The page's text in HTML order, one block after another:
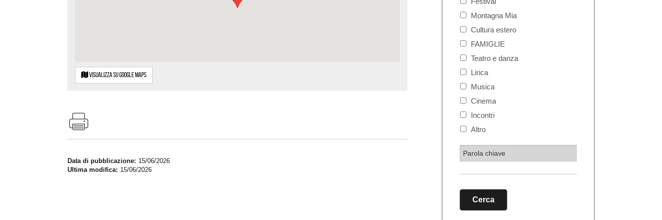
Visualizza su google maps
Data di pubblicazione
15/06/2026
Ultima modifica
15/06/2026
Montagna Mia
Cultura estero
FAMIGLIE
Teatro e danza
Lirica
Musica
Cinema
Incontri
Altro
Cerca